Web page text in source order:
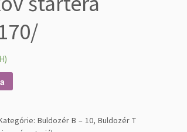
Buldozér B – 10, Buldozér T